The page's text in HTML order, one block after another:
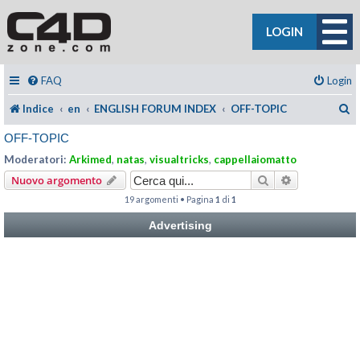
LOGIN
FAQ Login
Indice en ENGLISH FORUM INDEX OFF-TOPIC
OFF-TOPIC
Moderatori: Arkimed, natas, visualtricks, cappellaiomatto
Nuovo argomento Cerca
19 argomenti • Pagina 1 di 1
Advertising